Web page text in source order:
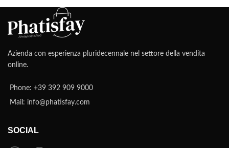
Azienda con esperienza pluridecennale nel settore della vendita
online.
Phone: +39 392 909 9000
Mail: info@phatisfay.com
SOCIAL